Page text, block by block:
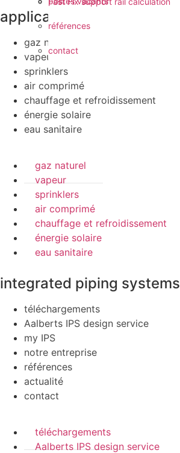
références
contact
applications
gaz naturel
vapeur
sprinklers
air comprimé
chauffage et refroidissement
énergie solaire
eau sanitaire
gaz naturel
vapeur
sprinklers
air comprimé
chauffage et refroidissement
énergie solaire
eau sanitaire
integrated piping systems
téléchargements
Aalberts IPS design service
my IPS
notre entreprise
références
actualité
contact
téléchargements
Aalberts IPS design service